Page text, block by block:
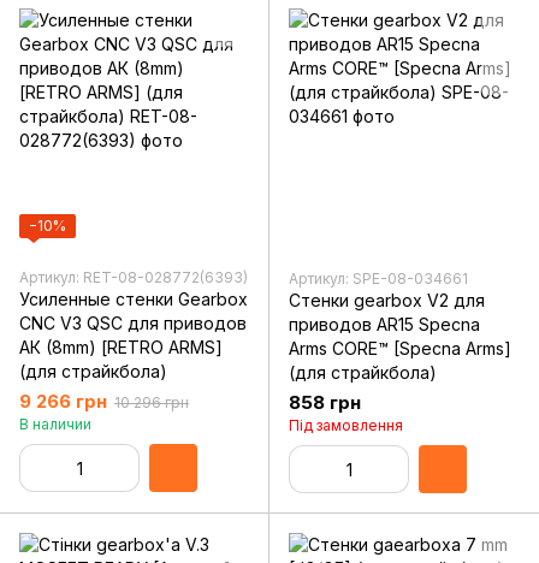
−10%
Артикул: RET-08-028772(6393)
Усиленные стенки Gearbox
CNC V3 QSC для приводов
АК (8mm) [RETRO ARMS]
(для страйкбола)
9 266 грн 10 296 грн
В наличии
Артикул: SPE-08-034661
Стенки gearbox V2 для
приводов AR15 Specna
Arms CORE™ [Specna Arms]
(для страйкбола)
858 грн
Під замовлення